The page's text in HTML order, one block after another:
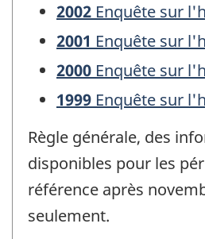
2002 Enquête sur
2001 Enquête sur
2000 Enquête sur
1999 Enquête sur
Règle générale, des
disponibles pour les
référence après
seulement.